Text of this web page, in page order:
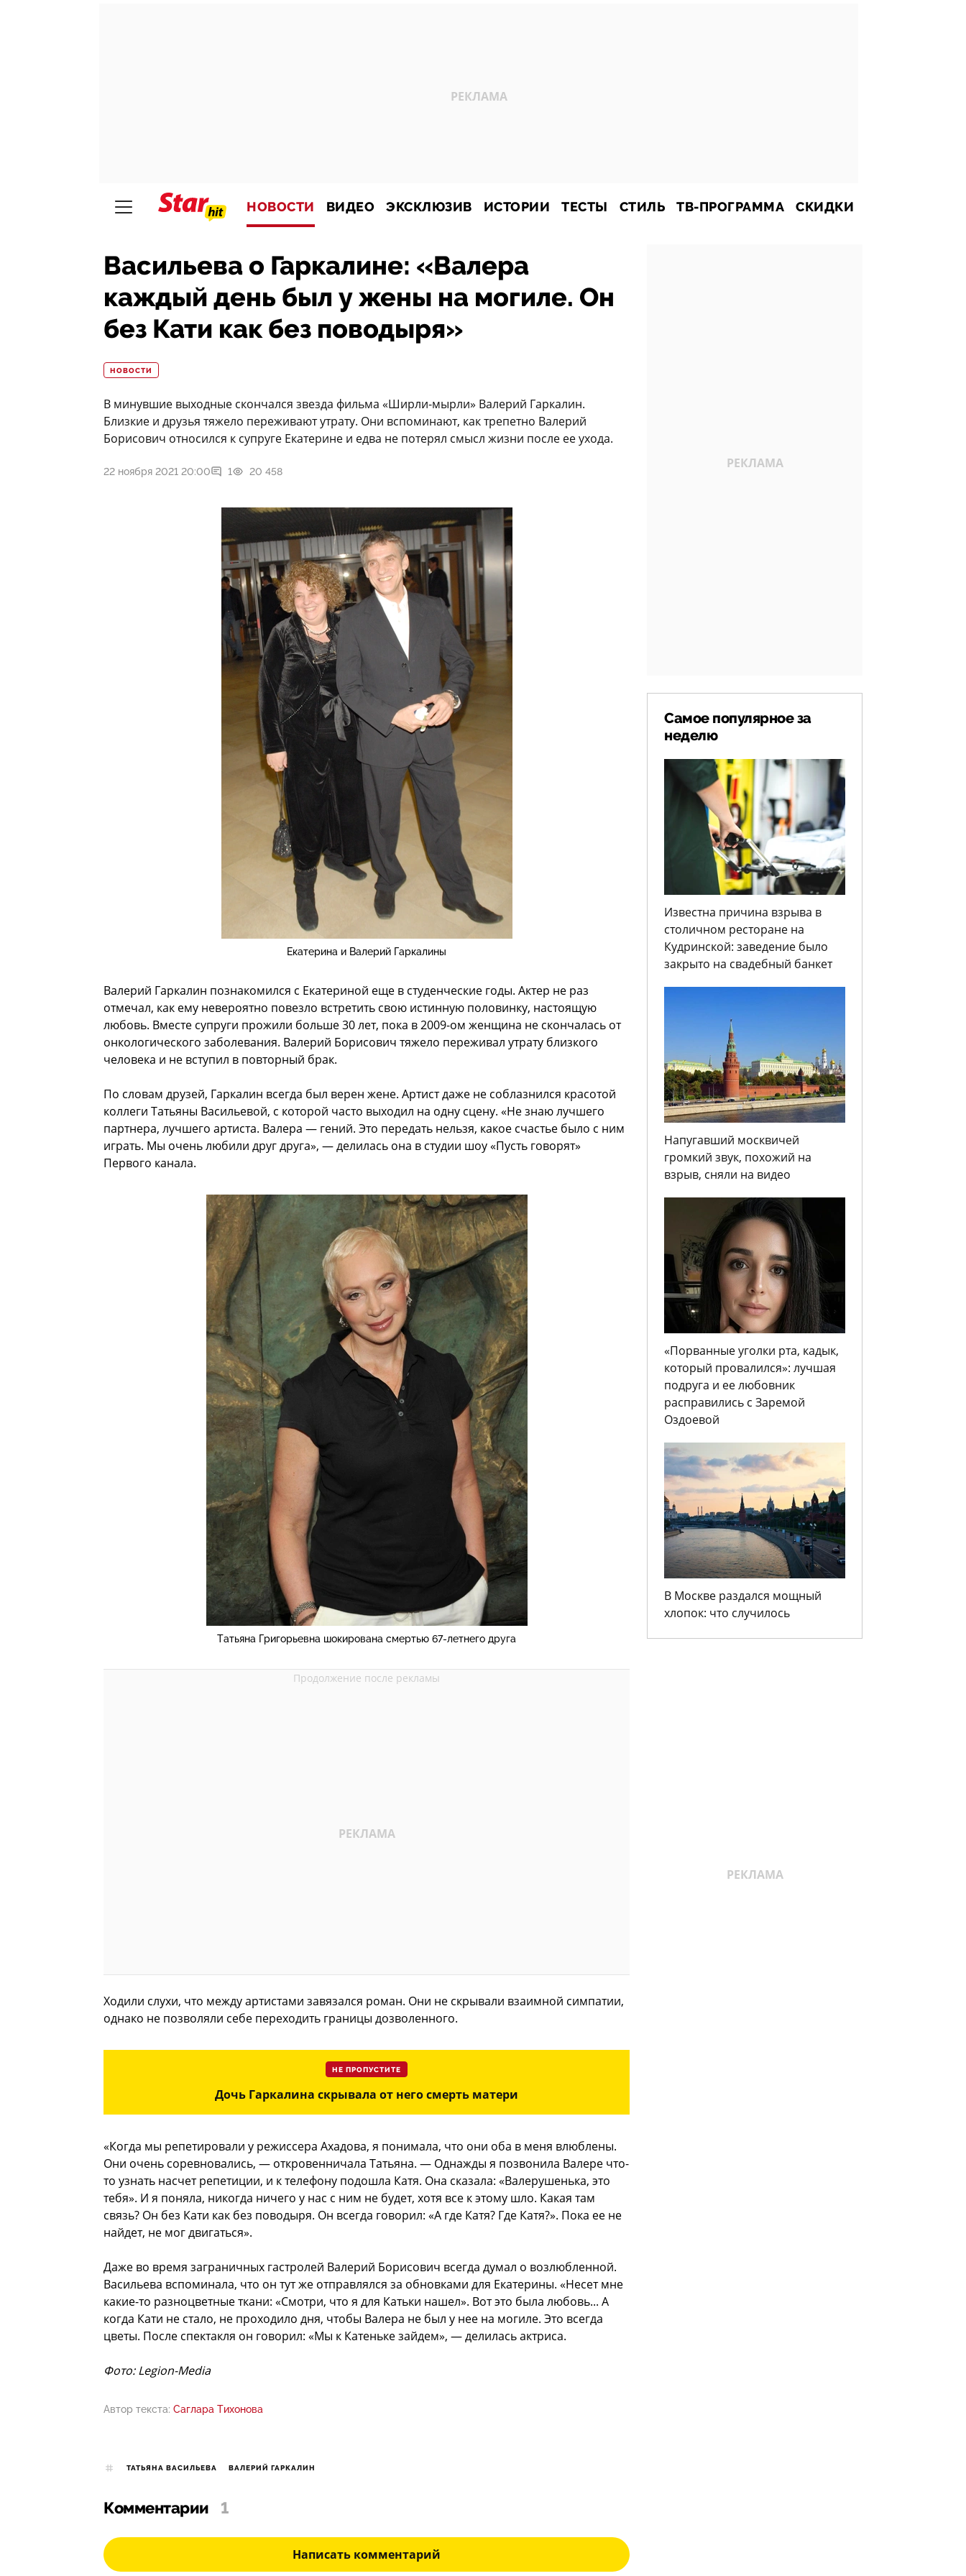
НОВОСТИ ВИДЕО ЭКСКЛЮЗИВ ИСТОРИИ ТЕСТЫ СТИЛЬ ТВ-ПРОГРАММА СКИДКИ
Васильева о Гаркалине: «Валера
каждый день был у жены на могиле. Он
без Кати как без поводыря»
НОВОСТИ
В минувшие выходные скончался звезда фильма «Ширли-мырли» Валерий Гаркалин.
Близкие и друзья тяжело переживают утрату. Они вспоминают, как трепетно Валерий
Борисович относился к супруге Екатерине и едва не потерял смысл жизни после ее ухода.
22 ноября 2021 20:00 1 20 458
Екатерина и Валерий Гаркалины
Валерий Гаркалин познакомился с Екатериной еще в студенческие годы. Актер не раз
отмечал, как ему невероятно повезло встретить свою истинную половинку, настоящую
любовь. Вместе супруги прожили больше 30 лет, пока в 2009-ом женщина не скончалась от
онкологического заболевания. Валерий Борисович тяжело переживал утрату близкого
человека и не вступил в повторный брак.
По словам друзей, Гаркалин всегда был верен жене. Артист даже не соблазнился красотой
коллеги Татьяны Васильевой, с которой часто выходил на одну сцену. «Не знаю лучшего
партнера, лучшего артиста. Валера — гений. Это передать нельзя, какое счастье было с ним
играть. Мы очень любили друг друга», — делилась она в студии шоу «Пусть говорят»
Первого канала.
Татьяна Григорьевна шокирована смертью 67-летнего друга
Ходили слухи, что между артистами завязался роман. Они не скрывали взаимной симпатии,
однако не позволяли себе переходить границы дозволенного.
НЕ ПРОПУСТИТЕ
Дочь Гаркалина скрывала от него смерть матери
«Когда мы репетировали у режиссера Ахадова, я понимала, что они оба в меня влюблены.
Они очень соревновались, — откровенничала Татьяна. — Однажды я позвонила Валере что-
то узнать насчет репетиции, и к телефону подошла Катя. Она сказала: «Валерушенька, это
тебя». И я поняла, никогда ничего у нас с ним не будет, хотя все к этому шло. Какая там
связь? Он без Кати как без поводыря. Он всегда говорил: «А где Катя? Где Катя?». Пока ее не
найдет, не мог двигаться».
Даже во время заграничных гастролей Валерий Борисович всегда думал о возлюбленной.
Васильева вспоминала, что он тут же отправлялся за обновками для Екатерины. «Несет мне
какие-то разноцветные ткани: «Смотри, что я для Катьки нашел». Вот это была любовь... А
когда Кати не стало, не проходило дня, чтобы Валера не был у нее на могиле. Это всегда
цветы. После спектакля он говорил: «Мы к Катеньке зайдем», — делилась актриса.
Фото: Legion-Media
Автор текста: Саглара Тихонова
ТАТЬЯНА ВАСИЛЬЕВА ВАЛЕРИЙ ГАРКАЛИН
Комментарии 1
Написать комментарий
Самое популярное за
неделю
Известна причина взрыва в
столичном ресторане на
Кудринской: заведение было
закрыто на свадебный банкет
Напугавший москвичей
громкий звук, похожий на
взрыв, сняли на видео
«Порванные уголки рта, кадык,
который провалился»: лучшая
подруга и ее любовник
расправились с Заремой
Оздоевой
В Москве раздался мощный
хлопок: что случилось